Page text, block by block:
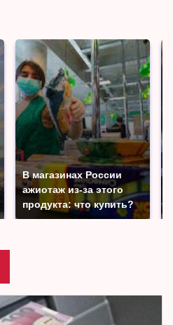
В магазинах России
ажиотаж из-за этого
продукта: что купить?